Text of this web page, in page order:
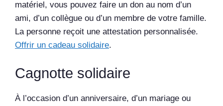
matériel, vous pouvez faire un don au nom d’un
ami, d’un collègue ou d’un membre de votre famille.
La personne reçoit une attestation personnalisée.
Offrir un cadeau solidaire.
Cagnotte solidaire
À l’occasion d’un anniversaire, d’un mariage ou